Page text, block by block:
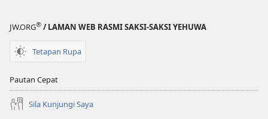
Jadilah
JW.ORG® / LAMAN WEB RASMI SAKSI-SAKSI YEHUWA
Tetapan Rupa
Pautan Cepat
Sila Kunjungi Saya